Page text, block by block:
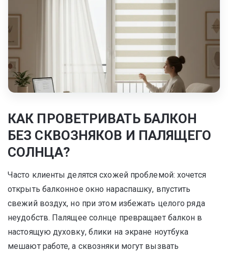
КАК ПРОВЕТРИВАТЬ БАЛКОН
БЕЗ СКВОЗНЯКОВ И ПАЛЯЩЕГО
СОЛНЦА?
Часто клиенты делятся схожей проблемой: хочется
открыть балконное окно нараспашку, впустить
свежий воздух, но при этом избежать целого ряда
неудобств. Палящее солнце превращает балкон в
настоящую духовку, блики на экране ноутбука
мешают работе, а сквозняки могут вызвать